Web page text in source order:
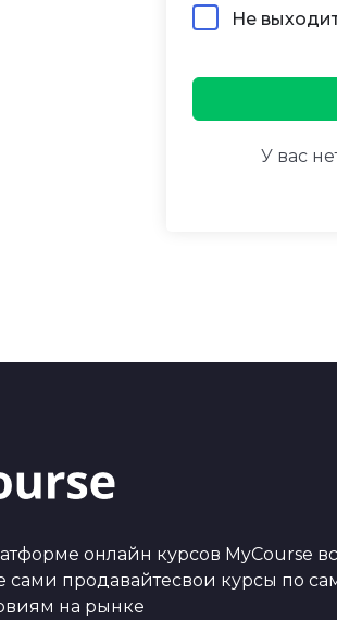
Не
У вас
онлайн курсов MyCourse
сами продавайтесвои курсы по
на рынке